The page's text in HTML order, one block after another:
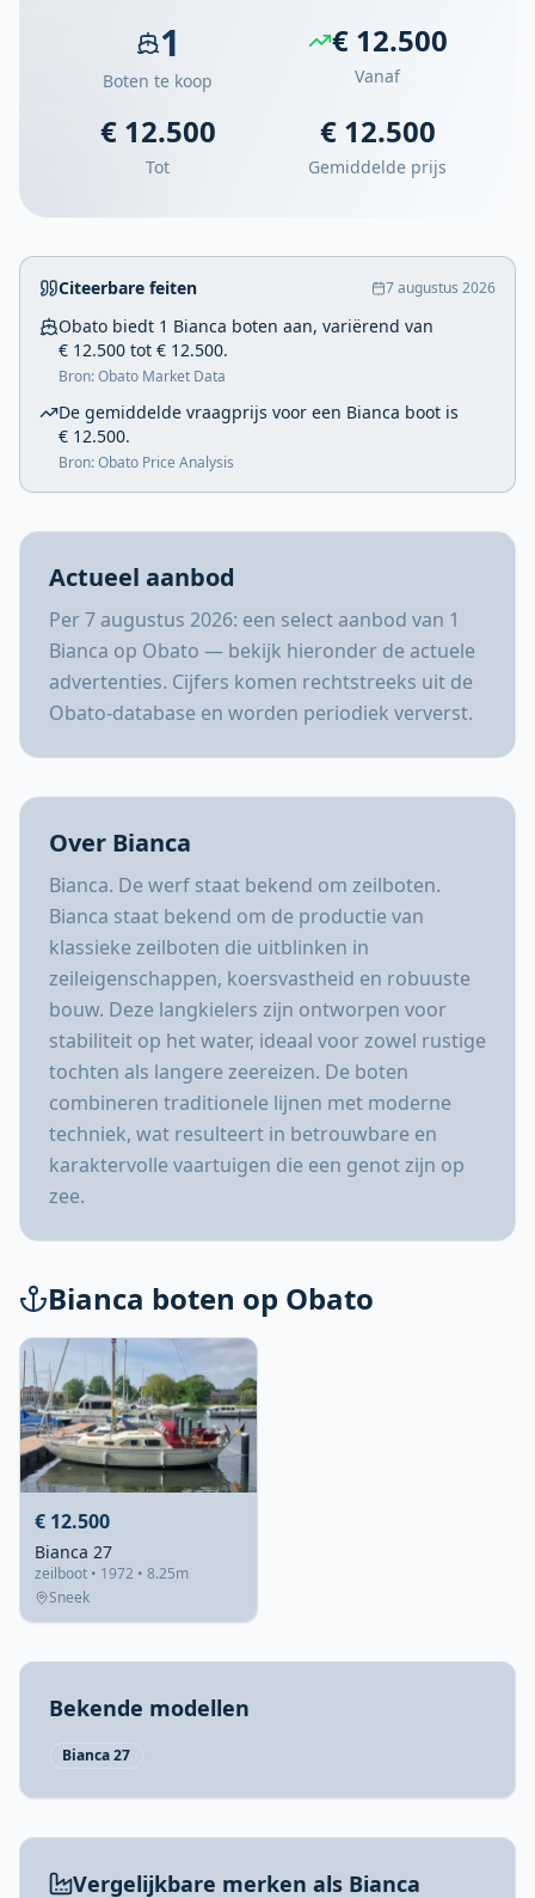
1
Boten te koop
€ 12.500
Vanaf
€ 12.500
Tot
€ 12.500
Gemiddelde prijs
Citeerbare feiten 7 augustus 2026
Obato biedt 1 Bianca boten aan, variërend van
€ 12.500 tot € 12.500.
Bron: Obato Market Data
De gemiddelde vraagprijs voor een Bianca boot is
€ 12.500.
Bron: Obato Price Analysis
Actueel aanbod
Per 7 augustus 2026: een select aanbod van 1
Bianca op Obato — bekijk hieronder de actuele
advertenties. Cijfers komen rechtstreeks uit de
Obato-database en worden periodiek ververst.
Over Bianca
Bianca. De werf staat bekend om zeilboten.
Bianca staat bekend om de productie van
klassieke zeilboten die uitblinken in
zeileigenschappen, koersvastheid en robuuste
bouw. Deze langkielers zijn ontworpen voor
stabiliteit op het water, ideaal voor zowel rustige
tochten als langere zeereizen. De boten
combineren traditionele lijnen met moderne
techniek, wat resulteert in betrouwbare en
karaktervolle vaartuigen die een genot zijn op
zee.
Bianca boten op Obato
€ 12.500
Bianca 27
zeilboot • 1972 • 8.25m
Sneek
Bekende modellen
Bianca 27
Vergelijkbare merken als Bianca